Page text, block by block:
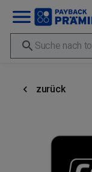
zurück